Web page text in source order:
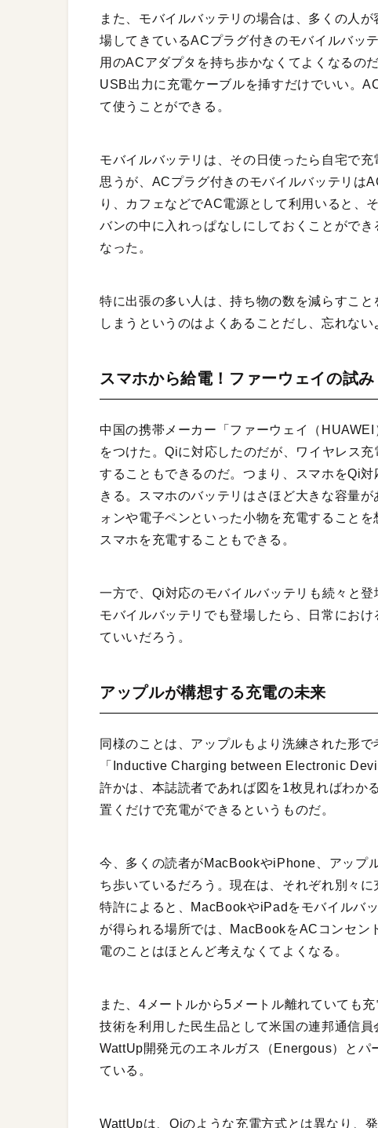
また、モバイルバッテリの場合は、多くの人
場してきているACプラグ付きのモバイルバッ
用のACアダプタを持ち歩かなくてよくなるの
USB出力に充電ケーブルを挿すだけでいい。
て使うことができる。
モバイルバッテリは、その日使ったら自宅で
思うが、ACプラグ付きのモバイルバッテリは
り、カフェなどでAC電源として利用いると、
バンの中に入れっぱなしにしておくことがで
なった。
特に出張の多い人は、持ち物の数を減らすこ
しまうというのはよくあることだし、忘れない
スマホから給電！ファーウェイの試み
中国の携帯メーカー「ファーウェイ（
をつけた。Qiに対応したのだが、ワイヤレス
することもできるのだ。つまり、スマホをQi
きる。スマホのバッテリはさほど大きな容量
ォンや電子ペンといった小物を充電すること
スマホを充電することもできる。
一方で、Qi対応のモバイルバッテリも続々と
モバイルバッテリでも登場したら、日常にお
ていいだろう。
アップルが構想する充電の未来
同様のことは、アップルもより洗練された形
「Inductive Charging between Electronic
許かは、本誌読者であれば図を1枚見ればわか
置くだけで充電ができるというものだ。
今、多くの読者がMacBookやiPhone、アップ
ち歩いているだろう。現在は、それぞれ別々
特許によると、MacBookやiPadをモバイルバ
が得られる場所では、MacBookをACコンセン
電のことはほとんど考えなくてよくなる。
また、4メートルから5メートル離れていても
技術を利用した民生品として米国の連邦通信
WattUp開発元のエネルガス（Energous）とパ
ている。
WattUpは、Qiのような充電方式とは異なり、